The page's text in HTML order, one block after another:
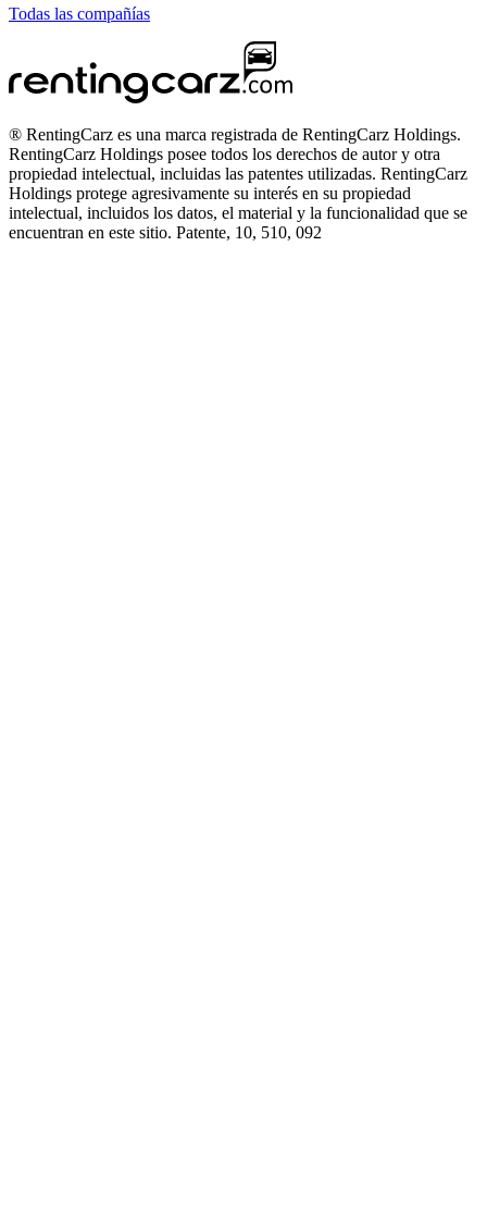
Todas las compañías
® RentingCarz es una marca registrada de RentingCarz Holdings.
RentingCarz Holdings posee todos los derechos de autor y otra
propiedad intelectual, incluidas las patentes utilizadas. RentingCarz
Holdings protege agresivamente su interés en su propiedad
intelectual, incluidos los datos, el material y la funcionalidad que se
encuentran en este sitio. Patente, 10, 510, 092